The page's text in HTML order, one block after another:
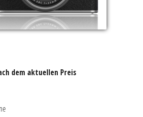
dem aktuellen Preis